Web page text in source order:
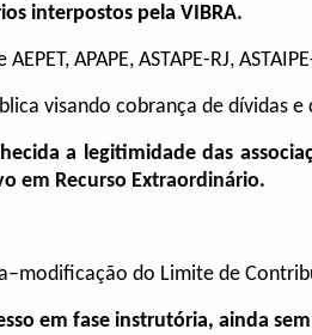
interpostos pela VIBRA.
AEPET, APAPE, ASTAPE-RJ,
visando cobrança de dívidas e
a legitimidade das
em Recurso Extraordinário.
do Limite de
em fase instrutória, ainda